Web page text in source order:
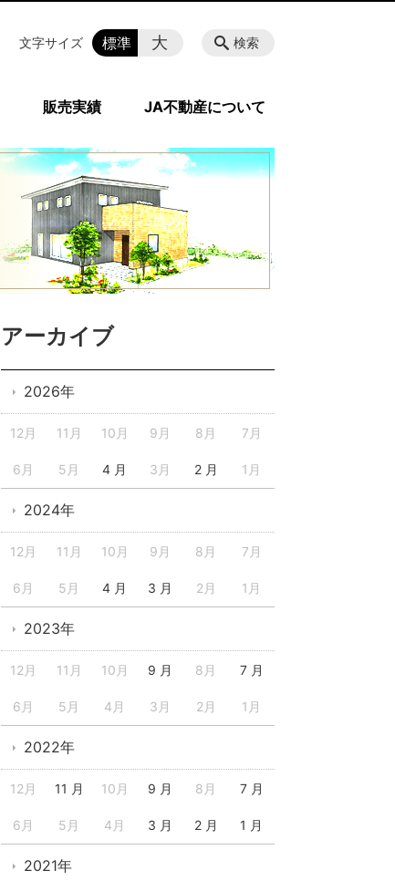
販売実績 JA不動産について
検索
文字サイズ 標準 大
アーカイブ
2026年
12月 11月 10月 9月 8月 7月
6月 5月 4 月 3月 2 月 1月
2024年
12月 11月 10月 9月 8月 7月
6月 5月 4 月 3 月 2月 1月
2023年
12月 11月 10月 9 月 8月 7 月
6月 5月 4月 3月 2月 1月
2022年
12月 11 月 10月 9 月 8月 7 月
6月 5月 4月 3 月 2 月 1 月
2021年